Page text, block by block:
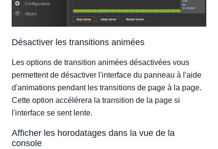
Désactiver les transitions animées
Les options de transition animées désactivées vous
permettent de désactiver l'interface du panneau à l'aide
d'animations pendant les transitions de page à la page.
Cette option accélérera la transition de la page si
l'interface se sent lente.
Afficher les horodatages dans la vue de la
console